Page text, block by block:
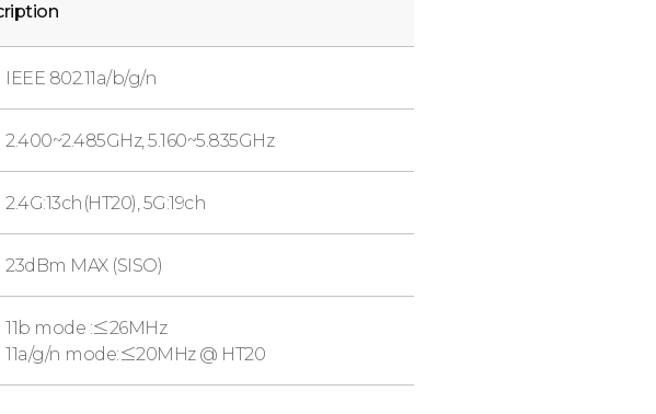
IEEE 802.11a/b/g/n
2.400~2.485GHz, 5.160~5.835GHz
2.4G:13ch(HT20), 5G:19ch
23dBm MAX (SISO)
11b mode :≤26MHz
11a/g/n mode:≤20MHz @ HT20